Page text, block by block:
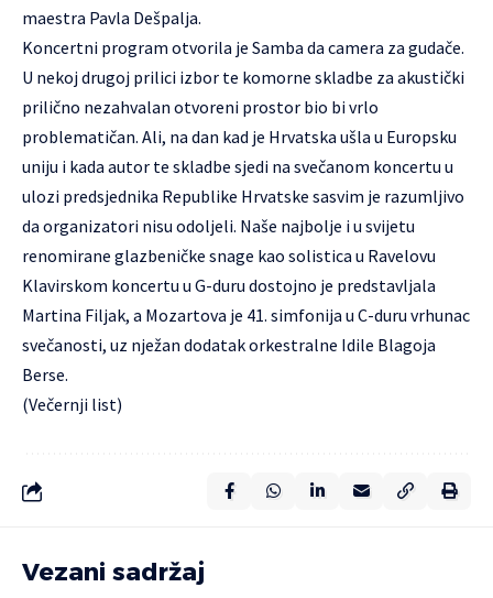
maestra Pavla Dešpalja.
Koncertni program otvorila je Samba da camera za gudače.
U nekoj drugoj prilici izbor te komorne skladbe za akustički
prilično nezahvalan otvoreni prostor bio bi vrlo
problematičan. Ali, na dan kad je Hrvatska ušla u Europsku
uniju i kada autor te skladbe sjedi na svečanom koncertu u
ulozi predsjednika Republike Hrvatske sasvim je razumljivo
da organizatori nisu odoljeli. Naše najbolje i u svijetu
renomirane glazbeničke snage kao solistica u Ravelovu
Klavirskom koncertu u G-duru dostojno je predstavljala
Martina Filjak, a Mozartova je 41. simfonija u C-duru vrhunac
svečanosti, uz nježan dodatak orkestralne Idile Blagoja
Berse.
(Večernji list)
Vezani sadržaj